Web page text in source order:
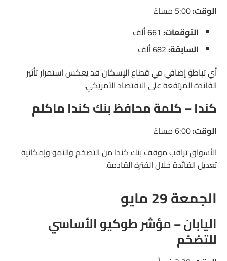
الوقت:
التوقعات:
السابقة:
أي تباطؤ إضافي في قطاع الإسكان قد يعكس استمرار تأثير
الفائدة المرتفعة على الاقتصاد الأمريكي.
كندا – كلمة محافظ بنك كندا ماكلم
الوقت:
الأسواق تراقب موقف بنك كندا من التضخم والنمو وإمكانية
تعديل الفائدة خلال الفترة القادمة.
الجمعة 29 مايو
اليابان – مؤشر طوكيو الأساسي
للتضخم